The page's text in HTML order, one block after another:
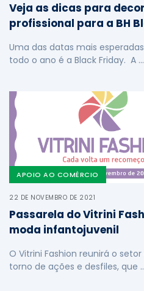
Veja as dicas para
profissional para a BH
Uma das datas mais
todo o ano é a Black Friday. A …
APOIO AO COMÉRCIO
22 DE NOVEMBRO DE 2021
Passarela do Vitrini
moda infantojuvenil
O Vitrini Fashion reunirá o
torno de ações e desfiles, que